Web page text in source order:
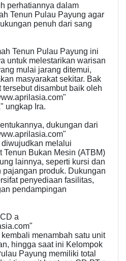
perhatiannya dalam
Tenun Pulau Payung agar
penuh dari sang
Tenun Pulau Payung ini
untuk melestarikan warisan
mulai jarang ditemui,
masyarakat sekitar. Bak
disambut baik oleh
ungkap Ira.
dukungan dari
melalui
Tenun Bukan Mesin (ATBM)
lainnya, seperti kursi dan
pajangan produk. Dukungan
penyediaan fasilitas,
pendampingan
a
menambah satu unit
hingga saat ini Kelompok
Payung memiliki total